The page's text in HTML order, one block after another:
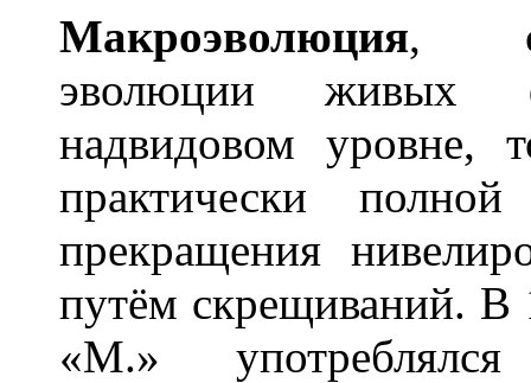
Макроэволюция,
эволюции живых
надвидовом уровне,
практически
прекращения
путём скрещиваний. В
«М.»